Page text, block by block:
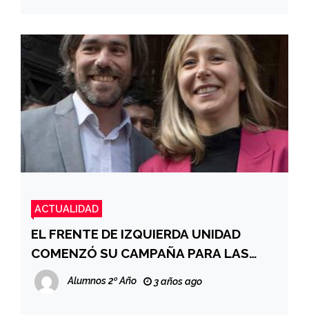
ACTUALIDAD
EL FRENTE DE IZQUIERDA UNIDAD
COMENZÓ SU CAMPAÑA PARA LAS
ELECCIONES 2023
Alumnos 2º Año 3 años ago